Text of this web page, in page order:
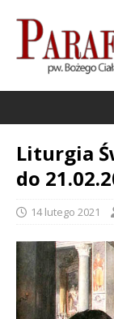
Liturgia
do
14 lutego 2021